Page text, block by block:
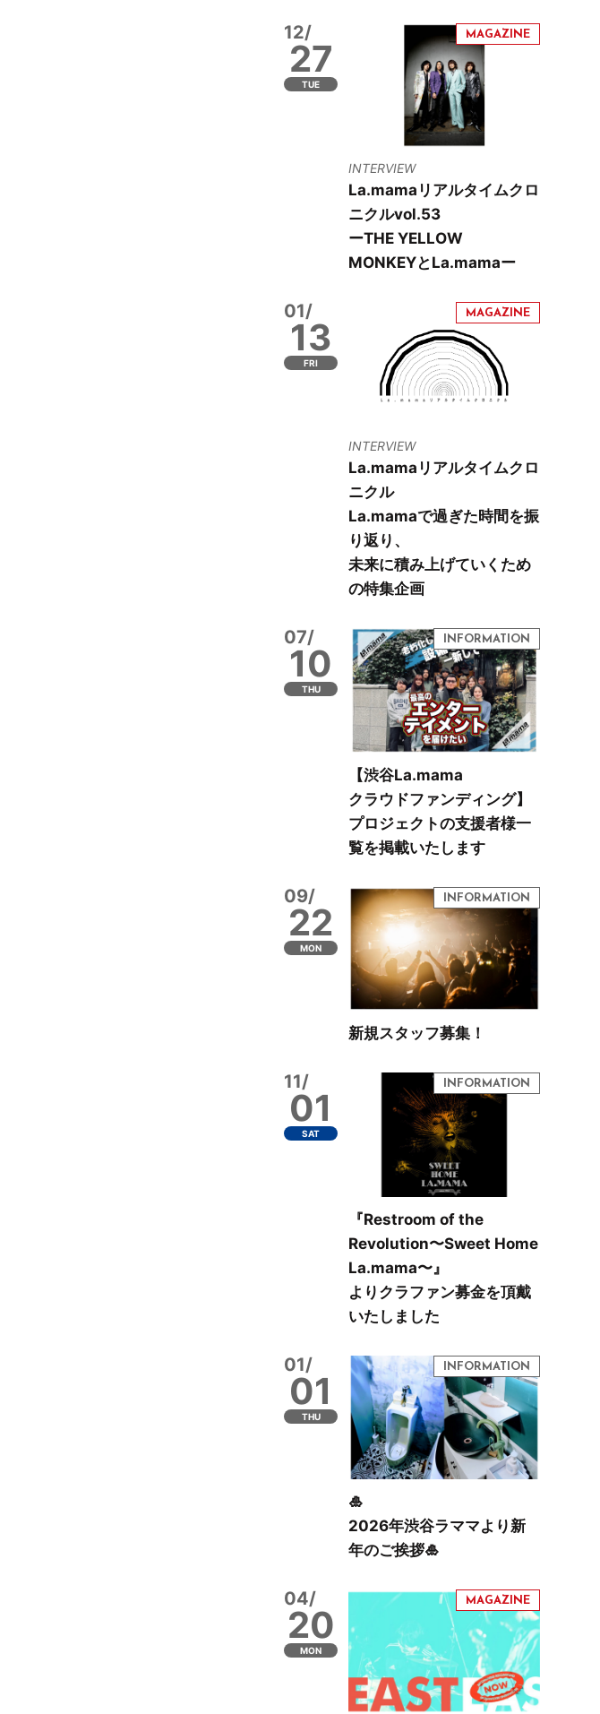
12/
27
TUE
INTERVIEW
La.mamaリアルタイムクロ
ニクルvol.53
ーTHE YELLOW
MONKEYとLa.mamaー
01/
13
FRI
INTERVIEW
La.mamaリアルタイムクロ
ニクル
La.mamaで過ぎた時間を振
り返り、
未来に積み上げていくため
の特集企画
07/
10
THU
【渋谷La.mama
クラウドファンディング】
プロジェクトの支援者様一
覧を掲載いたします
09/
22
MON
新規スタッフ募集！
11/
01
SAT
『Restroom of the
Revolution〜Sweet Home
La.mama〜』
よりクラファン募金を頂戴
いたしました
01/
01
THU
🎍
2026年渋谷ラママより新
年のご挨拶🎍
04/
20
MON